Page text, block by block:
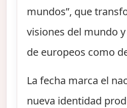
mundos”, que
visiones del mundo
de europeos como
La fecha marca el
nueva identidad